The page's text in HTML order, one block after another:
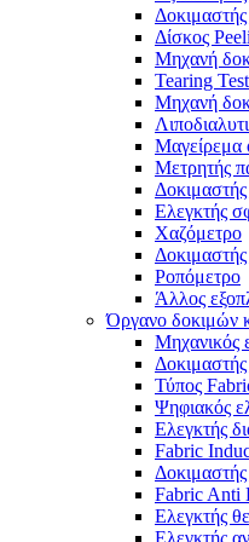
Δίσκος
Μηχανή
Tearing
Μηχανή
Μαγείρεμα
Μετρητής
Ελεγκτής
Χαζόμετρο
Ροπόμετρο
Άλλος
Όργανο δοκιμών
Μηχανικός
Τύπος
Ψηφιακός
Ελεγκτής
Fabric
Fabric Anti
Ελεγκτής
Ελεγκτής